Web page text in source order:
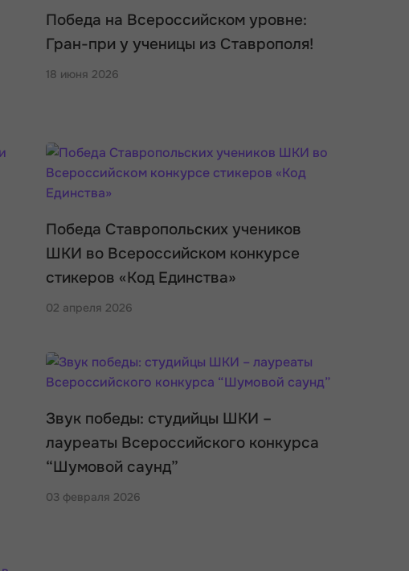
Победа на Всероссийском уровне:
Гран-при у ученицы из Ставрополя!
18 июня 2026
Победа Ставропольских учеников
ШКИ во Всероссийском конкурсе
стикеров «Код Единства»
02 апреля 2026
Звук победы: студийцы ШКИ –
лауреаты Всероссийского конкурса
“Шумовой саунд”
03 февраля 2026